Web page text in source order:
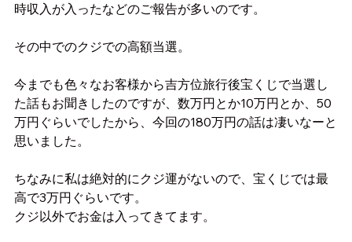
時収入が入ったなどのご報告が多いのです。
その中でのクジでの高額当選。
今までも色々なお客様から吉方位旅行後宝くじで当選し
た話もお聞きしたのですが、数万円とか10万円とか、50
万円ぐらいでしたから、今回の180万円の話は凄いなーと
思いました。
ちなみに私は絶対的にクジ運がないので、宝くじでは最
高で3万円ぐらいです。
クジ以外でお金は入ってきてます。